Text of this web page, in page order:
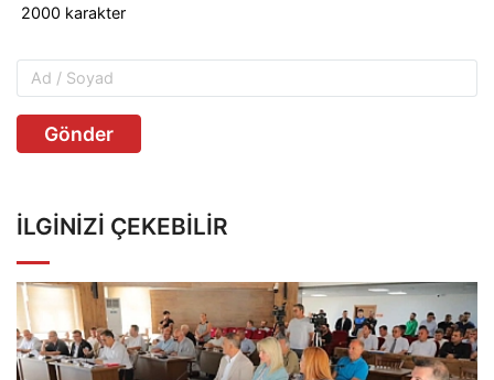
Gönder
İLGINIZI ÇEKEBILIR